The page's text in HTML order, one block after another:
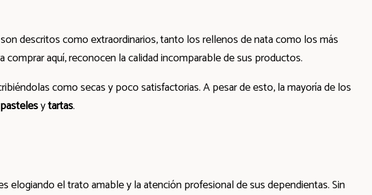
son descritos como extraordinarios, tanto los rellenos de nata como los más
aquí, reconocen la calidad incomparable de sus productos.
como secas y poco satisfactorias. A pesar de esto, la mayoría de los
pastelesytartas.
elogiando el trato amable y la atención profesional de sus dependientas. Sin